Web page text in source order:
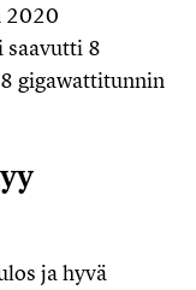
2020
saavutti 8
gigawattitunnin
ja hyvä